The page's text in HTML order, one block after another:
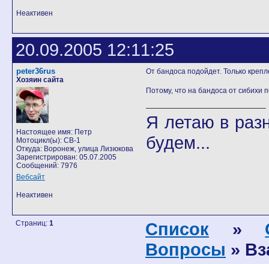
Неактивен
20.09.2005 12:11:25
peter36rus
Хозяин сайта
Настоящее имя: Петр
Мотоцикл(ы): CB-1
Откуда: Воронеж, улица Лизюкова
Зарегистрирован: 05.07.2005
Сообщений: 7976
Вебсайт
От бандоса подойдет. Только
Потому, что на бандоса от сибихи
Я летаю в
будем...
Неактивен
Страниц: 1 Список »
Вопросы »